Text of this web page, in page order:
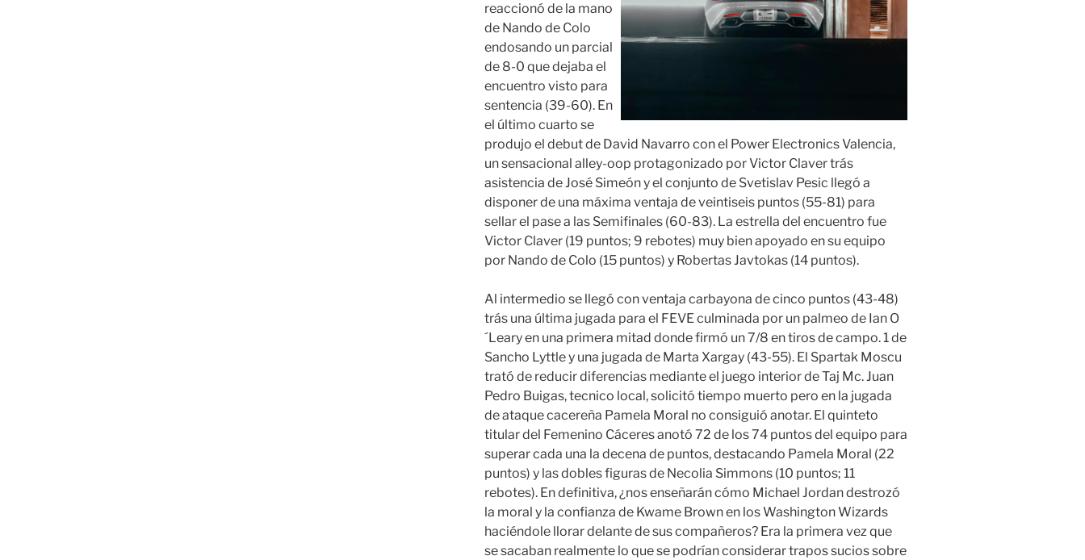
reaccionó de la mano
de Nando de Colo
endosando un parcial
de 8-0 que dejaba el
encuentro visto para
sentencia (39-60). En
el último cuarto se
produjo el debut de David Navarro con el Power Electronics Valencia,
un sensacional alley-oop protagonizado por Victor Claver trás
asistencia de José Simeón y el conjunto de Svetislav Pesic llegó a
disponer de una máxima ventaja de veintiseis puntos (55-81) para
sellar el pase a las Semifinales (60-83). La estrella del encuentro fue
Victor Claver (19 puntos; 9 rebotes) muy bien apoyado en su equipo
por Nando de Colo (15 puntos) y Robertas Javtokas (14 puntos).
Al intermedio se llegó con ventaja carbayona de cinco puntos (43-48)
trás una última jugada para el FEVE culminada por un palmeo de Ian O
´Leary en una primera mitad donde firmó un 7/8 en tiros de campo. 1 de
Sancho Lyttle y una jugada de Marta Xargay (43-55). El Spartak Moscu
trató de reducir diferencias mediante el juego interior de Taj Mc. Juan
Pedro Buigas, tecnico local, solicitó tiempo muerto pero en la jugada
de ataque cacereña Pamela Moral no consiguió anotar. El quinteto
titular del Femenino Cáceres anotó 72 de los 74 puntos del equipo para
superar cada una la decena de puntos, destacando Pamela Moral (22
puntos) y las dobles figuras de Necolia Simmons (10 puntos; 11
rebotes). En definitiva, ¿nos enseñarán cómo Michael Jordan destrozó
la moral y la confianza de Kwame Brown en los Washington Wizards
haciéndole llorar delante de sus compañeros? Era la primera vez que
se sacaban realmente lo que se podrían considerar trapos sucios sobre